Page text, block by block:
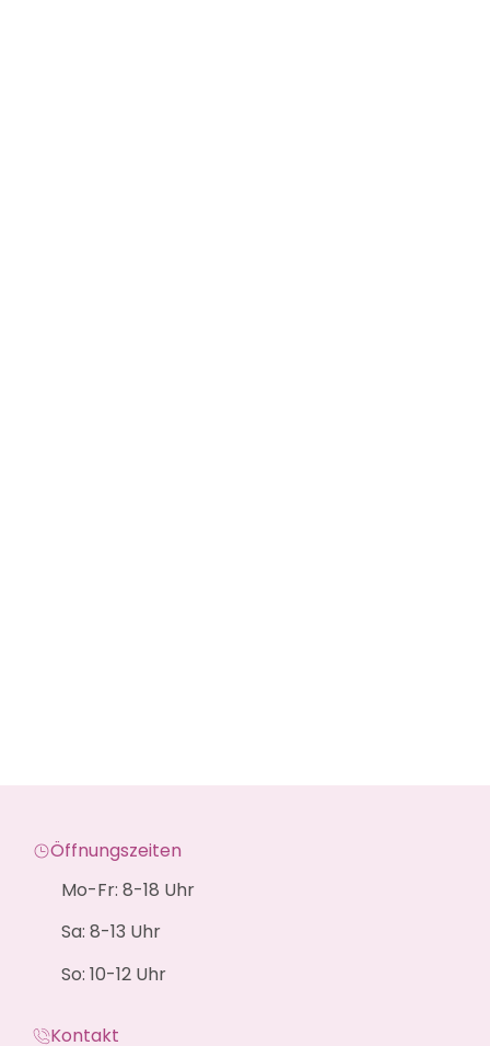
Öffnungszeiten
Mo-Fr: 8-18 Uhr
Sa: 8-13 Uhr
So: 10-12 Uhr
Kontakt